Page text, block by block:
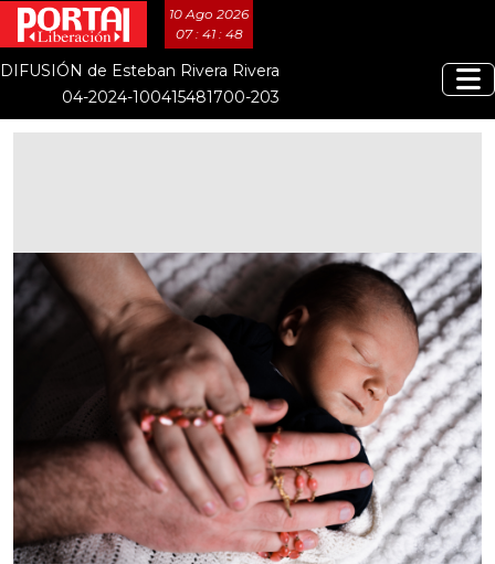
10 Ago 2026
07 : 41 : 48
DIFUSIÓN de Esteban Rivera Rivera
04-2024-100415481700-203